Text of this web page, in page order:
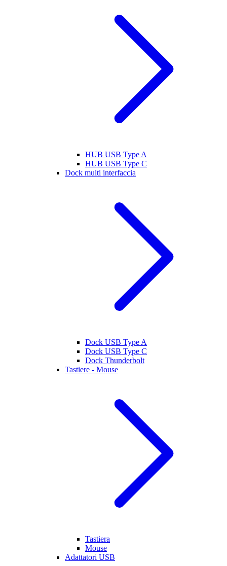
HUB USB Type A
HUB USB Type C
Dock multi interfaccia
Dock USB Type A
Dock USB Type C
Dock Thunderbolt
Tastiere - Mouse
Tastiera
Mouse
Adattatori USB